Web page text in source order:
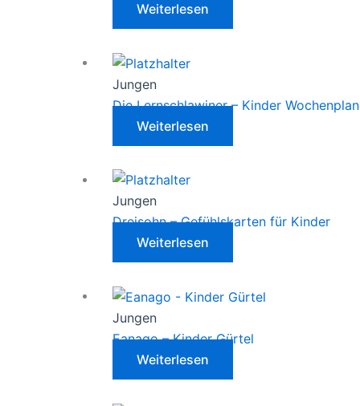
Weiterlesen
Jungen
Die Lernschlawiner – Kinder
Weiterlesen
Jungen
Dreisohn – Gefühlskarten für Kinder
Weiterlesen
Jungen
Eanago – Kinder Gürtel
Weiterlesen